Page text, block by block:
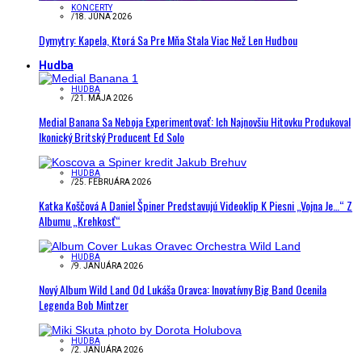
KONCERTY
/18. JÚNA 2026
Dymytry: Kapela, Ktorá Sa Pre Mňa Stala Viac Než Len Hudbou
Hudba
HUDBA
/21. MÁJA 2026
Medial Banana Sa Neboja Experimentovať: Ich Najnovšiu Hitovku Produkoval
Ikonický Britský Producent Ed Solo
HUDBA
/25. FEBRUÁRA 2026
Katka Koščová A Daniel Špiner Predstavujú Videoklip K Piesni „Vojna Je…“ Z
Albumu „Krehkosť“
HUDBA
/9. JANUÁRA 2026
Nový Album Wild Land Od Lukáša Oravca: Inovatívny Big Band Ocenila
Legenda Bob Mintzer
HUDBA
/2. JANUÁRA 2026